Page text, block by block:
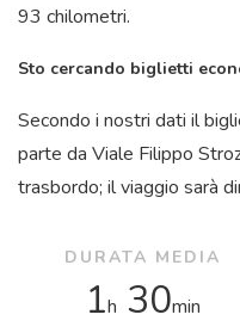
93 chilometri.
Sto cercando biglietti
Secondo i nostri dati il
parte da Viale Filippo
trasbordo; il viaggio sarà
DURATA MEDIA
1h 30min